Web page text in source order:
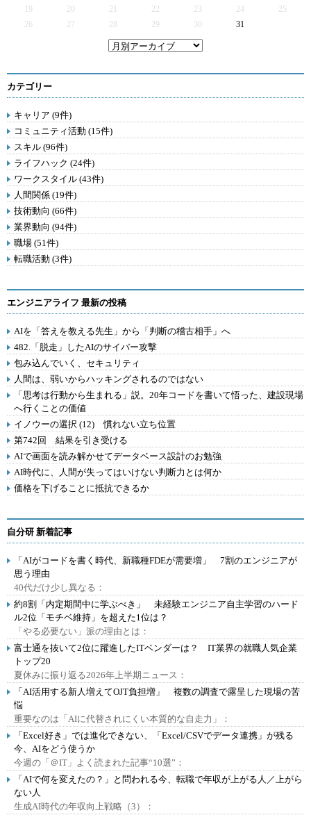
19
20 21 22 23 24
25
26
27 28 29 30 31
カテゴリー
キャリア (9件)
コミュニティ活動 (15件)
スキル (96件)
ライフハック (24件)
ワークスタイル (43件)
人間関係 (19件)
技術動向 (66件)
業界動向 (94件)
職場 (51件)
転職活動 (3件)
エンジニアライフ 最新の投稿
AIを「答えを教える先生」から「判断の稽古相手」へ
482.「脱走」したAIのサイバー攻撃
包み込んでいく、セキュリティ
人間は、弱いからハッキングされるのではない
「思考は行動から生まれる」説。20年コードを書いて悟った、建設現場
へ行くことの価値
イノウーの選択 (12) 慣れない立ち位置
第742回 結果を引き受ける
AIで画面を読み解かせてデータベース設計のお勉強
AI時代に、人間が失ってはいけない判断力とは何か
価格を下げることに抵抗できるか
自分研 新着記事
「AIがコードを書く時代、新職種FDEが需要増」 7割のエンジニアが
思う理由
40代だけ少し異なる：
約8割「内定期間中に学ぶべき」 未経験エンジニア自主学習のハード
ル2位「モチベ維持」を超えた1位は？
「やる必要ない」派の理由とは：
富士通を抜いて2位に躍進したITベンダーは？ IT業界の就職人気企業
トップ20
夏休みに振り返る2026年上半期ニュース：
「AI活用する新人増えてOJT負担増」 複数の調査で露呈した現場の苦
悩
重要なのは「AIに代替されにくい本質的な自走力」：
「Excel好き」では進化できない、「Excel/CSVでデータ連携」が残る
今、AIをどう使うか
今週の「＠IT」よく読まれた記事“10選”：
「AIで何を変えたの？」と問われる今、転職で年収が上がる人／上がら
ない人
生成AI時代の年収向上戦略（3）：